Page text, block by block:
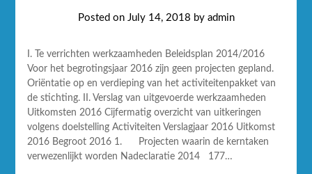
Posted on July 14, 2018 by admin
I. Te verrichten werkzaamheden Beleidsplan 2014/2016
Voor het begrotingsjaar 2016 zijn geen projecten gepland.
Oriëntatie op en verdieping van het activiteitenpakket van
de stichting. II. Verslag van uitgevoerde werkzaamheden
Uitkomsten 2016 Cijfermatig overzicht van uitkeringen
volgens doelstelling Activiteiten Verslagjaar 2016 Uitkomst
2016 Begroot 2016 1. Projecten waarin de kerntaken
verwezenlijkt worden Nadeclaratie 2014 177…